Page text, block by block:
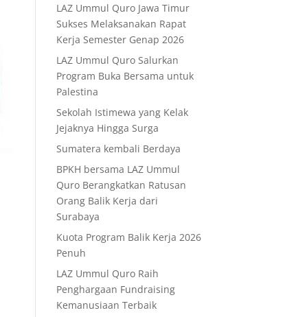
LAZ Ummul Quro Jawa Timur
Sukses Melaksanakan Rapat
Kerja Semester Genap 2026
LAZ Ummul Quro Salurkan
Program Buka Bersama untuk
Palestina
Sekolah Istimewa yang Kelak
Jejaknya Hingga Surga
Sumatera kembali Berdaya
BPKH bersama LAZ Ummul
Quro Berangkatkan Ratusan
Orang Balik Kerja dari
Surabaya
Kuota Program Balik Kerja 2026
Penuh
LAZ Ummul Quro Raih
Penghargaan Fundraising
Kemanusiaan Terbaik